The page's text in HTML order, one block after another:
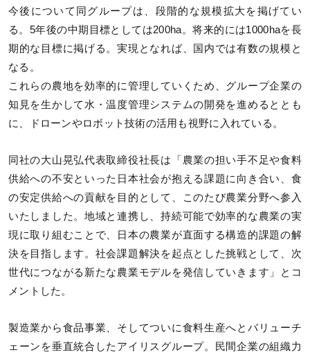
今後について同グループは、段階的な規模拡大を掲げてい
る。5年後の中期目標としては200ha。将来的には1000haを長
期的な目標に掲げる。実現となれば、国内では有数の規模と
なる。
これらの農地を効率的に管理していくため、グループ企業の
知見を生かして水・温度管理システムの開発を進めるととも
に、ドローンやロボット技術の活用も視野に入れている。
同社の大山晃弘代表取締役社長は「農業の担い手不足や食料
供給への不安といった日本社会が抱える課題に向き合い、食
の安定供給への貢献を目的として、このたび農業分野へ参入
いたしました。地域と連携し、持続可能で効率的な農業の実
現に取り組むことで、日本の農業が直面する構造的課題の解
決を目指します。社会課題解決を起点とした挑戦として、次
世代につながる新たな農業モデルを発信していきます」とコ
メントした。
製造業から食品事業、そしてついに食料生産へとバリューチ
ェーンを垂直統合したアイリスグループ。民間企業の組織力